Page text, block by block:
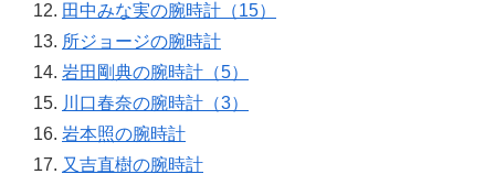
田中みな実の腕時計（15）
所ジョージの腕時計
岩田剛典の腕時計（5）
川口春奈の腕時計（3）
岩本照の腕時計
又吉直樹の腕時計